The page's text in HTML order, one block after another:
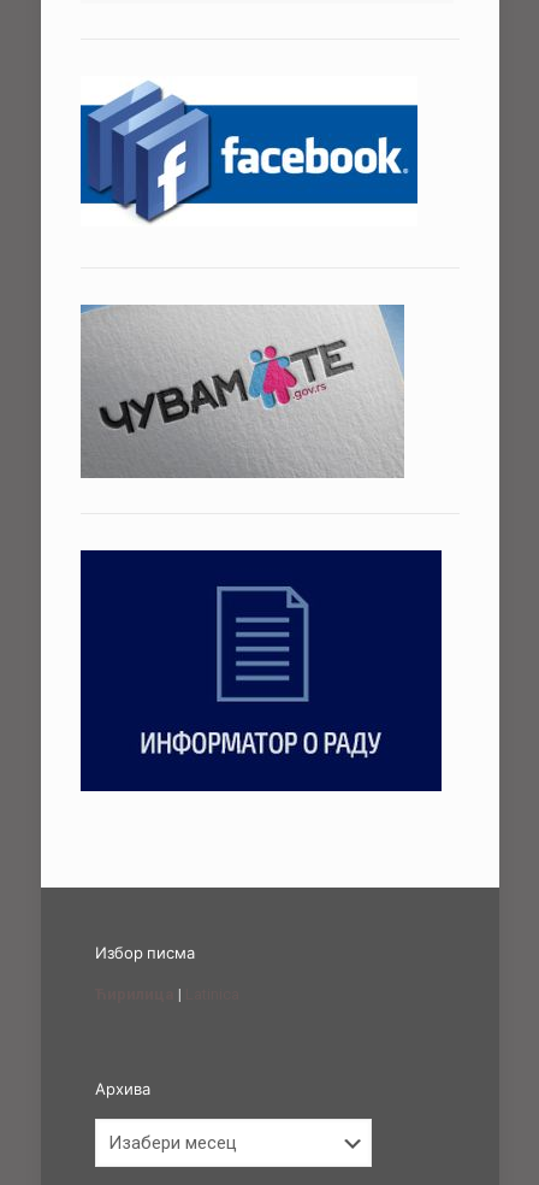
Избор писма
|
Архива